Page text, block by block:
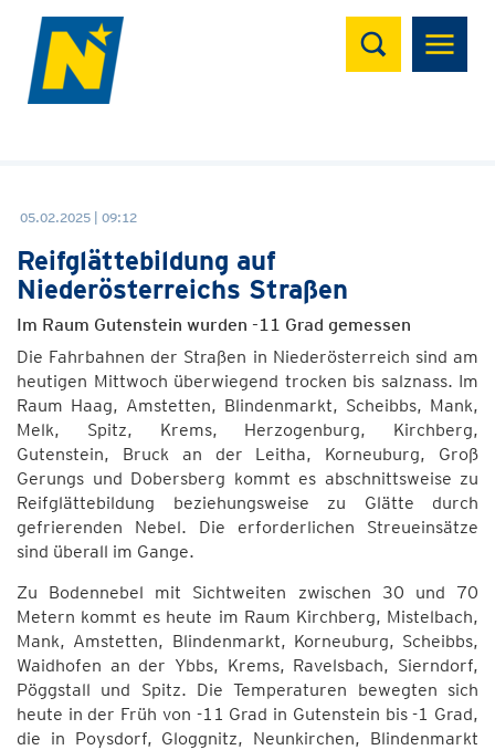
Suchen
05.02.2025 | 09:12
Reifglättebildung auf
Niederösterreichs Straßen
Im Raum Gutenstein wurden -11 Grad gemessen
Die Fahrbahnen der Straßen in Niederösterreich sind am
heutigen Mittwoch überwiegend trocken bis salznass. Im
Raum Haag, Amstetten, Blindenmarkt, Scheibbs, Mank,
Melk, Spitz, Krems, Herzogenburg, Kirchberg,
Gutenstein, Bruck an der Leitha, Korneuburg, Groß
Gerungs und Dobersberg kommt es abschnittsweise zu
Reifglättebildung beziehungsweise zu Glätte durch
gefrierenden Nebel. Die erforderlichen Streueinsätze
sind überall im Gange.
Zu Bodennebel mit Sichtweiten zwischen 30 und 70
Metern kommt es heute im Raum Kirchberg, Mistelbach,
Mank, Amstetten, Blindenmarkt, Korneuburg, Scheibbs,
Waidhofen an der Ybbs, Krems, Ravelsbach, Sierndorf,
Pöggstall und Spitz. Die Temperaturen bewegten sich
heute in der Früh von -11 Grad in Gutenstein bis -1 Grad,
die in Poysdorf, Gloggnitz, Neunkirchen, Blindenmarkt